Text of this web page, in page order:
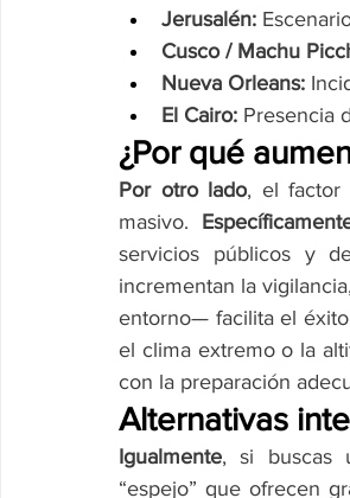
Jerusalén:
Cusco / Machu
Nueva Orleans:
El Cairo: Presencia
¿Por qué
Por otro lado, el factor
masivo.
servicios públicos y
incrementan la
entorno— facilita el
el clima extremo o la
con la preparación
Alternativas
Igualmente, si buscas
“espejo” que ofrecen